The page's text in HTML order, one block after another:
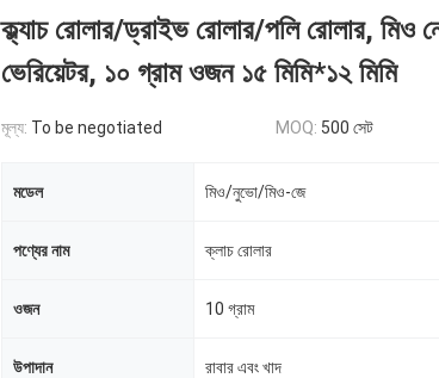
ক্ল্যাচ রোলার/ড্রাইভ রোলার/পলি রোলার, মিও
ভেরিয়েটর, ১০ গ্রাম ওজন ১৫ মিমি*১২ মিমি
মূল্য: To be negotiated MOQ: 500 সেট
মডেল মিও/নুভো/মিও-জে
পণ্যের নাম ক্লাচ রোলার
ওজন 10 গ্রাম
উপাদান রাবার এবং খাদ